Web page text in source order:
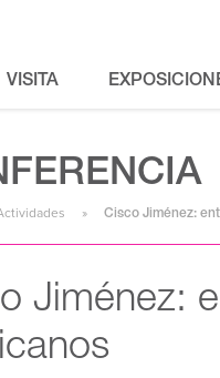
VISITA
Cisco Jiménez:
Jiménez: